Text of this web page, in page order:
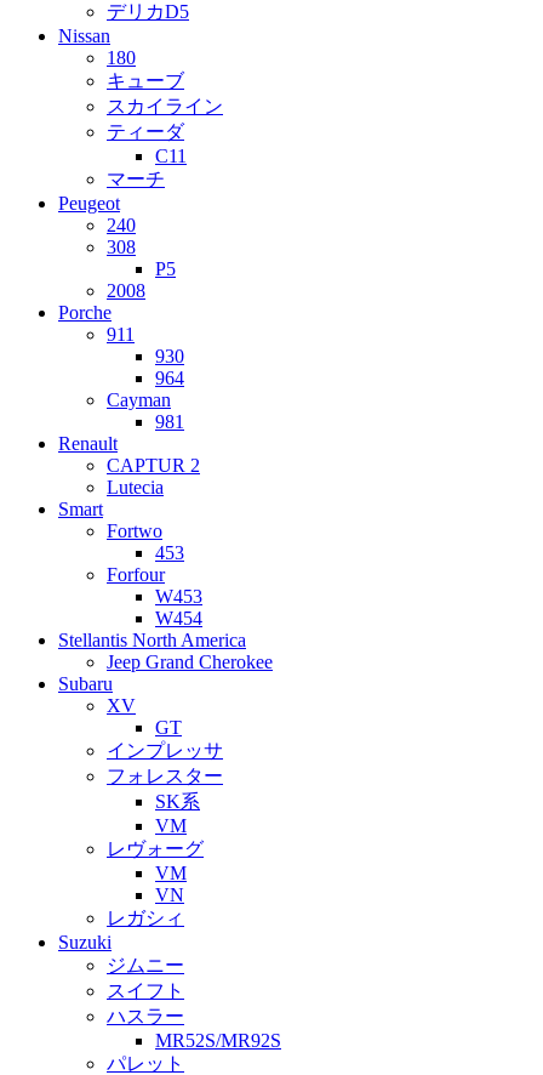
デリカD5
Nissan
180
キューブ
スカイライン
ティーダ
C11
マーチ
Peugeot
240
308
P5
2008
Porche
911
930
964
Cayman
981
Renault
CAPTUR 2
Lutecia
Smart
Fortwo
453
Forfour
W453
W454
Stellantis North America
Jeep Grand Cherokee
Subaru
XV
GT
インプレッサ
フォレスター
SK系
VM
レヴォーグ
VM
VN
レガシィ
Suzuki
ジムニー
スイフト
ハスラー
MR52S/MR92S
パレット